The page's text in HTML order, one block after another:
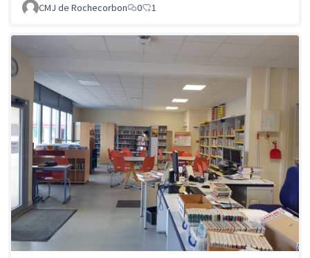
CMJ de Rochecorbon
0 1